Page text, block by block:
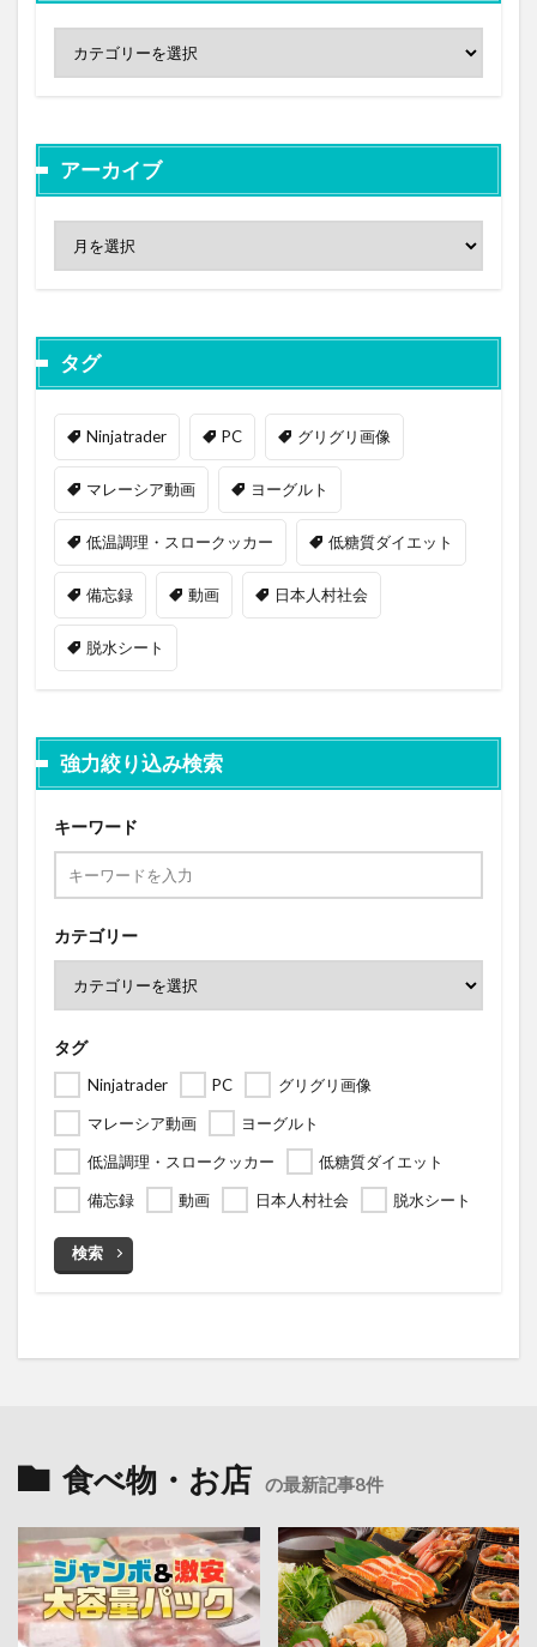
アーカイブ
タグ
Ninjatrader PC グリグリ画像
マレーシア動画 ヨーグルト
低温調理・スロークッカー 低糖質ダイエット
備忘録 動画 日本人村社会
脱水シート
強力絞り込み検索
キーワード
カテゴリー
タグ
Ninjatrader PC
グリグリ画像
マレーシア動画
ヨーグルト
低温調理・スロークッカー
低糖質ダイエット
備忘録
動画 日本人村社会 脱水シート
検索
食べ物・お店 の最新記事8件